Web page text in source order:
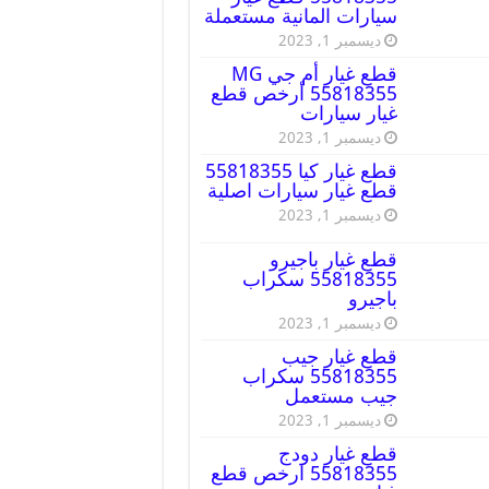
سيارات المانية مستعملة
ديسمبر 1, 2023
قطع غيار أم جي MG
55818355 أرخص قطع
غيار سيارات
ديسمبر 1, 2023
قطع غيار كيا 55818355
قطع غيار سيارات اصلية
ديسمبر 1, 2023
قطع غيار باجيرو
55818355 سكراب
باجيرو
ديسمبر 1, 2023
قطع غيار جيب
55818355 سكراب
جيب مستعمل
ديسمبر 1, 2023
قطع غيار دودج
55818355 ارخص قطع